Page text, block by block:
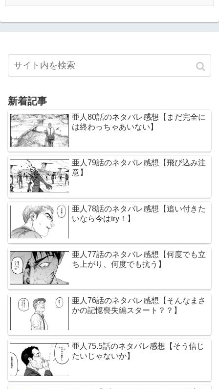
新着記事
亜人80話のネタバレ感想【まだ完全に
は終わっちゃあいない】
亜人79話のネタバレ感想【飛び込み注
意】
亜人78話のネタバレ感想【追い付きた
いなら今はtry！】
亜人77話のネタバレ感想【何度でも立
ち上がり、何度でも抗う】
亜人76話のネタバレ感想【そんなまさ
かの記憶喪失編スタート？？】
亜人75.5話のネタバレ感想【そう信じ
たいじゃないか】